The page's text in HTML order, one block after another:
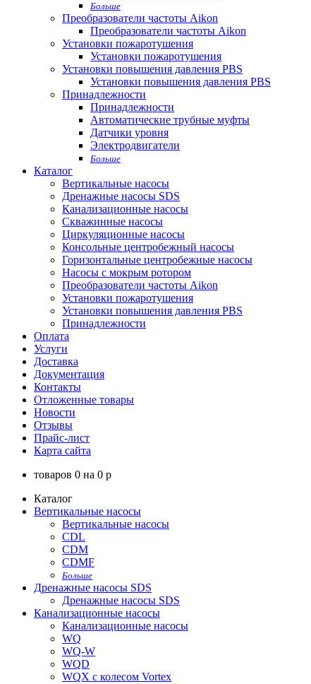
Больше
Преобразователи частоты Aikon
Преобразователи частоты Aikon
Установки пожаротушения
Установки пожаротушения
Установки повышения давления PBS
Установки повышения давления PBS
Принадлежности
Принадлежности
Автоматические трубные муфты
Датчики уровня
Электродвигатели
Больше
Каталог
Вертикальные насосы
Дренажные насосы SDS
Канализационные насосы
Скважинные насосы
Циркуляционные насосы
Консольные центробежный насосы
Горизонтальные центробежные насосы
Насосы с мокрым ротором
Преобразователи частоты Aikon
Установки пожаротушения
Установки повышения давления PBS
Принадлежности
Оплата
Услуги
Доставка
Документация
Контакты
Отложенные товары
Новости
Отзывы
Прайс-лист
Карта сайта
товаров 0 на 0 p
Каталог
Вертикальные насосы
Вертикальные насосы
CDL
CDM
CDMF
Больше
Дренажные насосы SDS
Дренажные насосы SDS
Канализационные насосы
Канализационные насосы
WQ
WQ-W
WQD
WQX с колесом Vortex